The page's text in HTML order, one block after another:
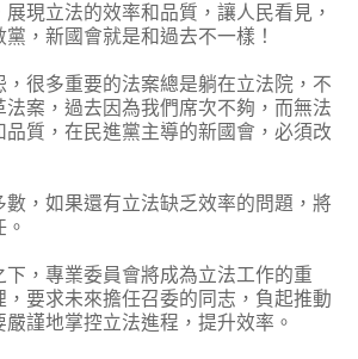
現立法的效率和品質，讓人民看見，
，新國會就是和過去不一樣！
很多重要的法案總是躺在立法院，不
法案，過去因為我們席次不夠，而無法
質，在民進黨主導的新國會，必須改
，如果還有立法缺乏效率的問題，將
，專業委員會將成為立法工作的重
，要求未來擔任召委的同志，負起推動
謹地掌控立法進程，提升效率。